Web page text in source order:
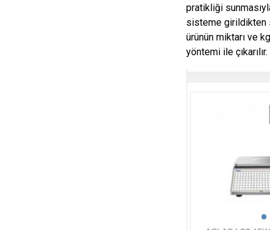
pratikliği
sisteme girildikten
ürünün miktarı ve
yöntemi ile